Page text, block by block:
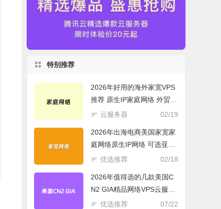
特别推荐
2026年好用的海外家宽VPS
推荐 原生IP家庭网络 外贸电
商必选
02/19
云服务器
2026年出海电商美国家宽家
庭网络原生IP网络 可选亚欧
美云服务器
02/18
优选推荐
2026年值得选的几款美国C
N2 GIA精品网络VPS云服务
器推荐
07/22
优选推荐